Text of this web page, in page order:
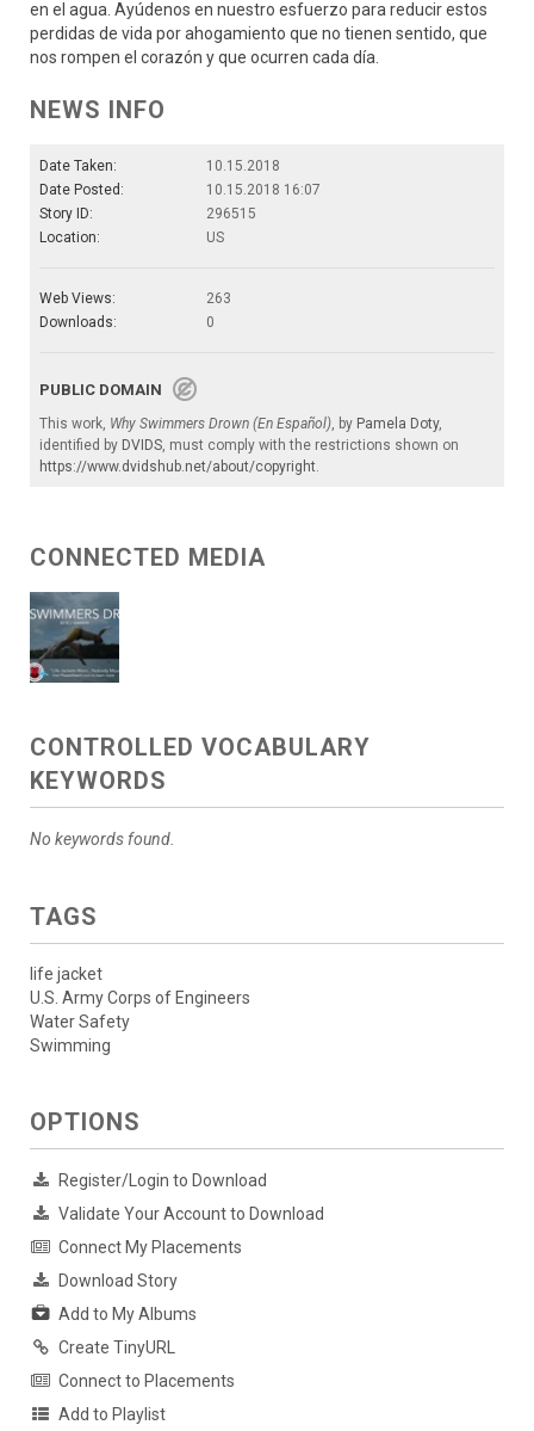
en el agua. Ayúdenos en nuestro esfuerzo para reducir estos
perdidas de vida por ahogamiento que no tienen sentido, que
nos rompen el corazón y que ocurren cada día.
NEWS INFO
Date Taken:
10.15.2018
Date Posted:
10.15.2018 16:07
Story ID:
296515
Location:
US
Web Views:
263
Downloads:
0
PUBLIC DOMAIN
This work, Why Swimmers Drown (En Español), by Pamela Doty,
identified by DVIDS, must comply with the restrictions shown on
https://www.dvidshub.net/about/copyright.
CONNECTED MEDIA
CONTROLLED VOCABULARY
KEYWORDS
No keywords found.
TAGS
life jacket
U.S. Army Corps of Engineers
Water Safety
Swimming
OPTIONS
Register/Login to Download
Validate Your Account to Download
Connect My Placements
Download Story
Add to My Albums
Create TinyURL
Connect to Placements
Add to Playlist